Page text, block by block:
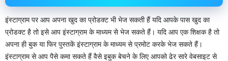
इंस्टाग्राम पर आप अपना खुद का प्रोडक्ट भी भेज सकती हैं यदि आपके पास खुद का
प्रोडक्ट है तो इसे आप इंस्टाग्राम के माध्यम से भेज सकते हैं। यदि आप एक शिक्षक है तो
अपना ही बुक या फिर पुस्तकें इंस्टाग्राम के माध्यम से प्रमोट करके भेज सकते हैं।
इंस्टाग्राम से आप पैसे कमा सकते हैं वैसे इबुक बेचने के लिए आपको ढेर सारे वेबसाइट से